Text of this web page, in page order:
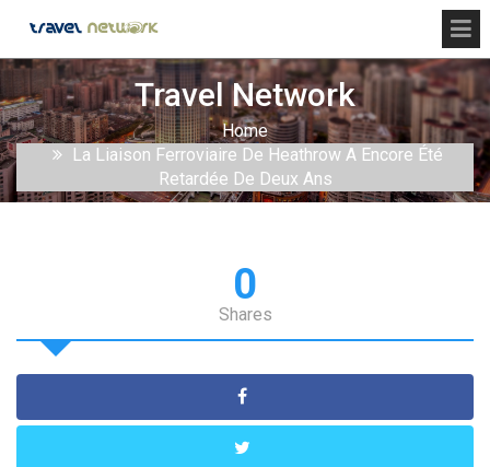
Travel Network
Home
La Liaison Ferroviaire De Heathrow A Encore Été
Retardée De Deux Ans
0
Shares